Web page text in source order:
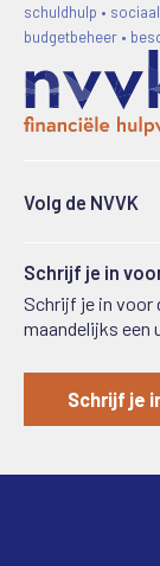
schuldhulp •
budgetbeheer •
Volg de NVVK
Schrijf je in
Schrijf je in voor
maandelijks een
Schrijf je